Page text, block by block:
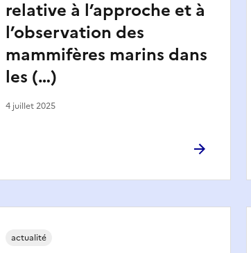
relative à l’approche et à
l’observation des
mammifères marins dans
les (…)
4 juillet 2025
actualité